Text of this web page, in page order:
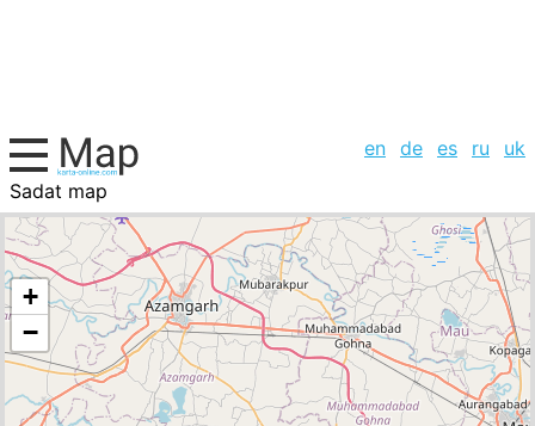
en de es ru
uk
Sadat map
India, cities list
+
−